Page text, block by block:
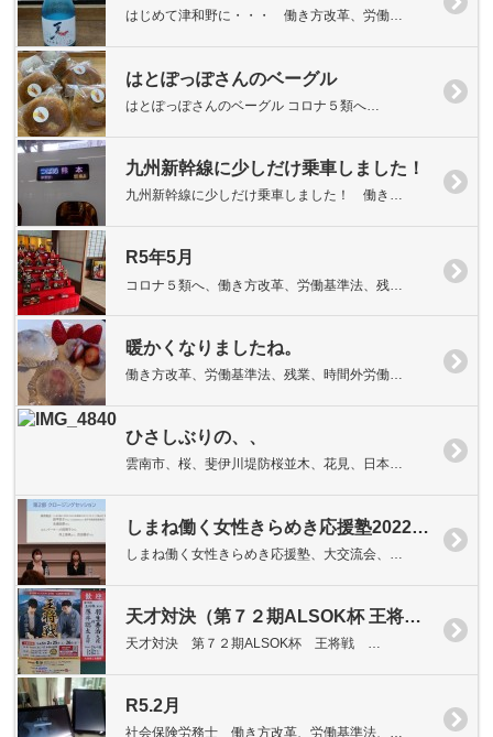
はじめて津和野に・・・ 働き方改革、労働…
はとぽっぽさんのベーグル
はとぽっぽさんのベーグル コロナ５類へ…
九州新幹線に少しだけ乗車しました！
九州新幹線に少しだけ乗車しました！ 働き…
R5年5月
コロナ５類へ、働き方改革、労働基準法、残…
暖かくなりましたね。
働き方改革、労働基準法、残業、時間外労働…
ひさしぶりの、、
雲南市、桜、斐伊川堤防桜並木、花見、日本…
しまね働く女性きらめき応援塾2022 大交流会
しまね働く女性きらめき応援塾、大交流会、…
天才対決（第７２期ALSOK杯 王将戦 七番勝負 第５局）
天才対決 第７２期ALSOK杯 王将戦 …
R5.2月
社会保険労務士 働き方改革、労働基準法、…